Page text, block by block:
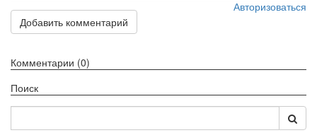
Авторизоваться
Добавить комментарий
Комментарии (0)
Поиск